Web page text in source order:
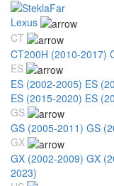
Lexus
CT
CT200H (2010-2017)
ES
ES (2002-2005) ES
ES (2015-2020) ES
GS
GS (2005-2011) GS
GX
GX (2002-2009) GX
2023)